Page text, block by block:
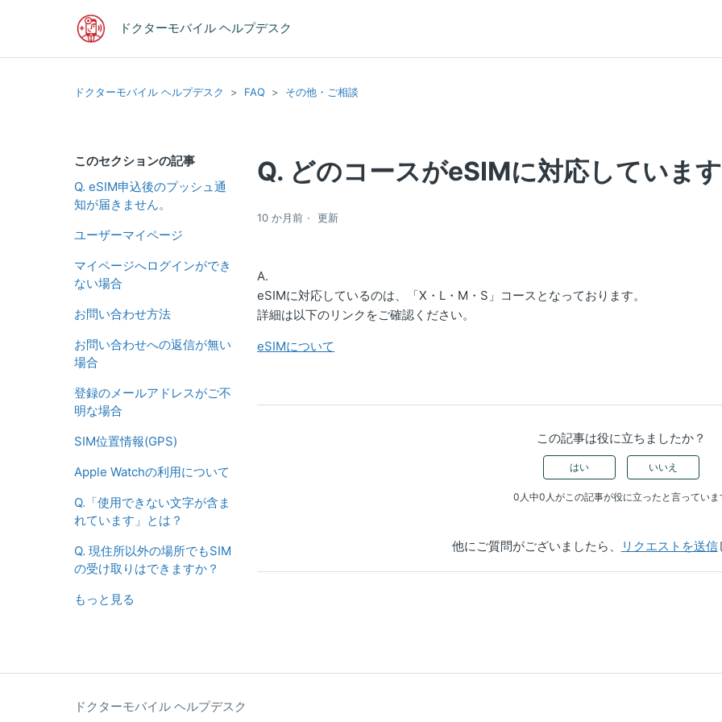
ドクターモバイル ヘルプデスク
ドクターモバイル ヘルプデスク FAQ その他・ご相談
このセクションの記事
Q. eSIM申込後のプッシュ通
知が届きません。
ユーザーマイページ
マイページへログインができ
ない場合
お問い合わせ方法
お問い合わせへの返信が無い
場合
登録のメールアドレスがご不
明な場合
SIM位置情報(GPS)
Apple Watchの利用について
Q.「使用できない文字が含ま
れています」とは？
Q. 現住所以外の場所でもSIM
の受け取りはできますか？
もっと見る
Q. どのコースがeSIMに対応していま
10 か月前 更新
A.
eSIMに対応しているのは、「X・L・M・S」コースとなっております。
詳細は以下のリンクをご確認ください。
eSIMについて
この記事は役に立ちましたか？
はい いいえ
0人中0人がこの記事が役に立ったと言っていま
他にご質問がございましたら、 リクエストを送信
ドクターモバイル ヘルプデスク